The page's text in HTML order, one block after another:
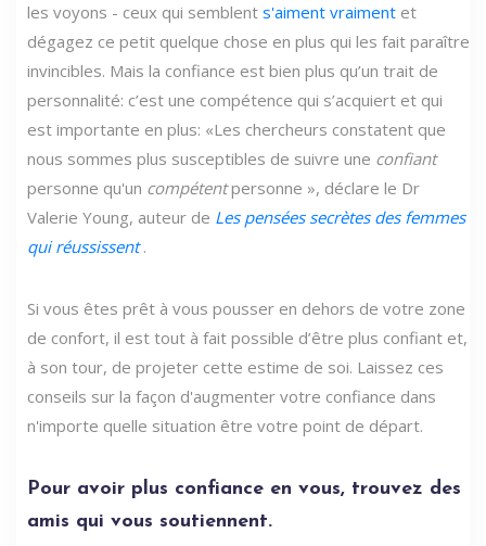
les voyons - ceux qui semblent s'aiment vraiment et
dégagez ce petit quelque chose en plus qui les fait paraître
invincibles. Mais la confiance est bien plus qu’un trait de
personnalité: c’est une compétence qui s’acquiert et qui
est importante en plus: «Les chercheurs constatent que
nous sommes plus susceptibles de suivre une confiant
personne qu'un compétentpersonne », déclare le Dr
Valerie Young, auteur de Les pensées secrètes des femmes
qui réussissent .
Si vous êtes prêt à vous pousser en dehors de votre zone
de confort, il est tout à fait possible d’être plus confiant et,
à son tour, de projeter cette estime de soi. Laissez ces
conseils sur la façon d'augmenter votre confiance dans
n'importe quelle situation être votre point de départ.
Pour avoir plus confiance en vous, trouvez des
amis qui vous soutiennent.